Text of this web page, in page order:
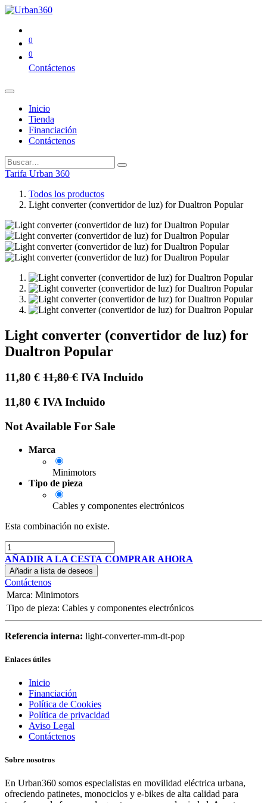
0
0
Contáctenos
Inicio
Tienda
Financiación
Contáctenos
Tarifa Urban 360
Todos los productos
Light converter (convertidor de luz) for Dualtron Popular
Light converter (convertidor de luz) for
Dualtron Popular
11,80 € 11,80€ IVA Incluido
11,80 € IVA Incluido
Not Available For Sale
Marca
Minimotors
Tipo de pieza
Cables y componentes electrónicos
Esta combinación no existe.
AÑADIR A LA CESTA COMPRAR AHORA
Añadir a lista de deseos
Contáctenos
Marca: Minimotors
Tipo de pieza: Cables y componentes electrónicos
Referencia interna: light-converter-mm-dt-pop
Enlaces útiles
Inicio
Financiación
Política de Cookies
Política de privacidad
Aviso Legal
Contáctenos
Sobre nosotros
En Urban360 somos especialistas en movilidad eléctrica urbana,
ofreciendo patinetes, monociclos y e-bikes de alta calidad para